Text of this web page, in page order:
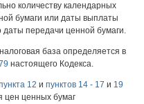
количеству календарных
бумаги или даты выплаты
передачи ценной бумаги.
база определяется в
настоящего Кодекса.
12 и пунктов 14 - 17 и 19
цен ценных бумаг